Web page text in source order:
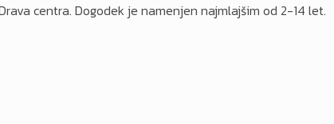
centra. Dogodek je namenjen najmlajšim od 2-14 let.